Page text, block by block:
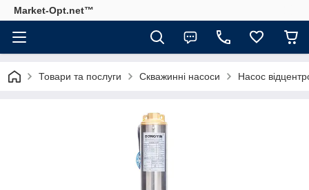
Market-Opt.net™
Товари та послуги Скважинні насоси Насос